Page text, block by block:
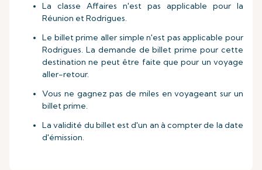
La classe Affaires n'est pas applicable pour la
Réunion et Rodrigues.
Le billet prime aller simple n'est pas applicable pour
Rodrigues. La demande de billet prime pour cette
destination ne peut être faite que pour un voyage
aller-retour.
Vous ne gagnez pas de miles en voyageant sur un
billet prime.
La validité du billet est d'un an à compter de la date
d'émission.